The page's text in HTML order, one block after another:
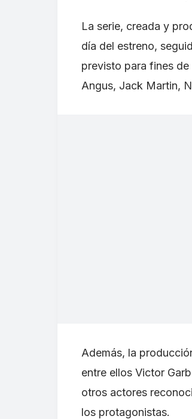
La serie, creada y
día del estreno,
previsto para fines
Angus, Jack Martin,
Además, la
entre ellos Victor
otros actores
los protagonistas.